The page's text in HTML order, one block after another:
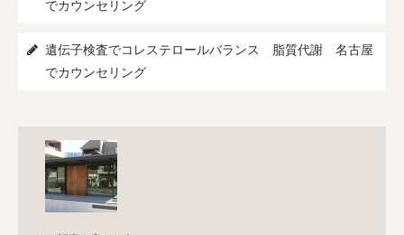
でカウンセリング
遺伝子検査でコレステロールバランス 脂質代謝 名古屋
でカウンセリング